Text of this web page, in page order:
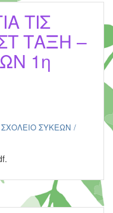
ΤΙΣ
ΤΑΞΗ –
1η
ΣΥΚΕΩΝ